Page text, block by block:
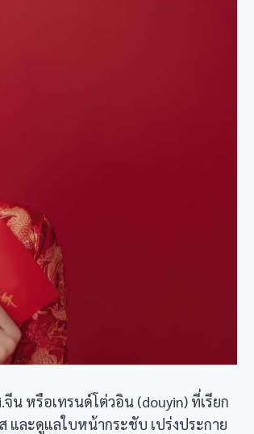
น หรือเทรนด์โต่วอิน (douyin) ที่เรียก
และดูแลใบหน้ากระชับ เปร่งประกาย